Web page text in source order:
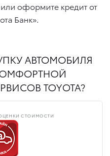
оформите кредит от
Банк».
АВТОМОБИЛЯ
TOYOTA?
СТОИМОСТИ